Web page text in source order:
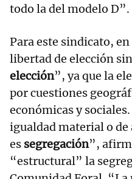
todo la del modelo D”.
Para este sindicato,
libertad de elección
elección”, ya que la
por cuestiones
económicas y
igualdad material o
es segregación”,
“estructural” la